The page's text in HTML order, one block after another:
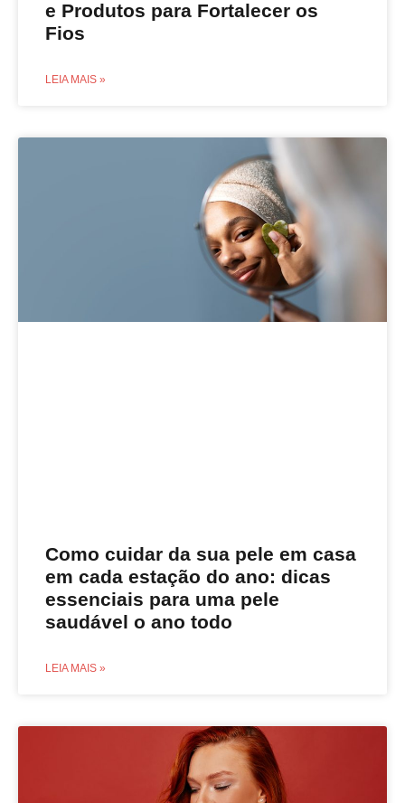
e Produtos para Fortalecer os
Fios
LEIA MAIS »
Como cuidar da sua pele em casa
em cada estação do ano: dicas
essenciais para uma pele
saudável o ano todo
LEIA MAIS »